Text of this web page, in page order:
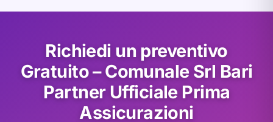
Richiedi un preventivo
Gratuito – Comunale Srl Bari
Partner Ufficiale Prima
Assicurazioni